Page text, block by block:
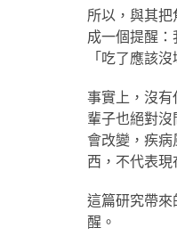
所以，與其
成一個提醒
「吃了應該
事實上，沒有
輩子也絕對
會改變，疾
西，不代表現
這篇研究帶來
醒。